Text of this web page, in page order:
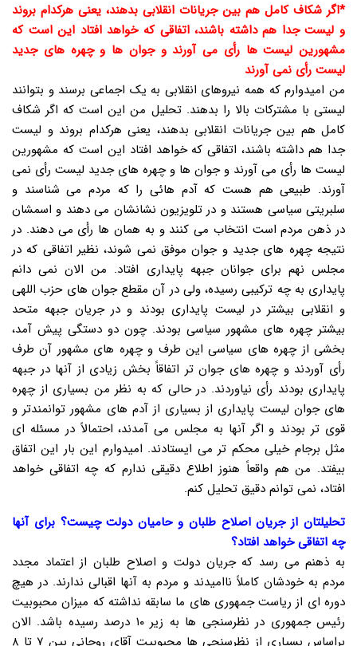
*اگر شکاف کامل هم بین جریانات انقلابی بدهند، یعنی هرکدام بروند
و لیست جدا هم داشته باشند، اتفاقی که خواهد افتاد این است که
مشهورین لیست ها رأی می آورند و جوان ها و چهره های جدید
لیست رأی نمی آورند
من امیدوارم که همه نیروهای انقلابی به یک اجماعی برسند و بتوانند
لیستی با مشترکات بالا را بدهند. تحلیل من این است که اگر شکاف
کامل هم بین جریانات انقلابی بدهند، یعنی هرکدام بروند و لیست
جدا هم داشته باشند، اتفاقی که خواهد افتاد این است که مشهورین
لیست ها رأی می آورند و جوان ها و چهره های جدید لیست رأی نمی
آورند. طبیعی هم هست که آدم هائی را که مردم می شناسند و
سلبریتی سیاسی هستند و در تلویزیون نشانشان می دهند و اسمشان
در ذهن مردم است انتخاب می کنند و به همان ها رأی می دهند. در
نتیجه چهره های جدید و جوان موفق نمی شوند، نظیر اتفاقی که در
مجلس نهم برای جوانان جبهه پایداری افتاد. من الان نمی دانم
پایداری به چه ترکیبی رسیده، ولی در آن مقطع جوان های حزب اللهی
و انقلابی بیشتر در لیست پایداری بودند و در جریان جبهه متحد
بیشتر چهره های مشهور سیاسی بودند. چون دو دستگی پیش آمد،
بخشی از چهره های سیاسی این طرف و چهره های مشهور آن طرف
رأی آوردند و چهره های جوان تر اتفاقاً بخش زیادی از آنها در جبهه
پایداری بودند رأی نیاوردند. در حالی که به نظر من بسیاری از چهره
های جوان لیست پایداری از بسیاری از آدم های مشهور توانمندتر و
قوی تر بودند و اگر آنها به مجلس می آمدند، احتمالاً در مسئله ای
مثل برجام خیلی محکم تر می ایستادند. امیدوارم این بار این اتفاق
بیفتد. من هم واقعاً هنوز اطلاع دقیقی ندارم که چه اتفاقی خواهد
افتاد، نمی توانم دقیق تحلیل کنم.
تحلیلتان از جریان اصلاح طلبان و حامیان دولت چیست؟ برای آنها
چه اتفاقی خواهد افتاد؟
به ذهنم می رسد که جریان دولت و اصلاح طلبان از اعتماد مجدد
مردم به خودشان کاملاً ناامیدند و مردم به آنها اقبالی ندارند. در هیچ
دوره ای از ریاست جمهوری های ما سابقه نداشته که میزان محبوبیت
رئیس جمهوری در نظرسنجی ها به زیر ۱۰ درصد رسیده باشد. الان
براساس بسیاری از نظرسنجی ها محبوبیت آقای روحانی بین ۷ تا ۸